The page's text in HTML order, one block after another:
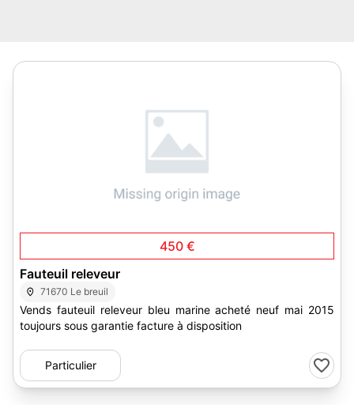
450 €
Fauteuil releveur
71670 Le breuil
Vends fauteuil releveur bleu marine acheté neuf mai 2015
toujours sous garantie facture à disposition
Particulier